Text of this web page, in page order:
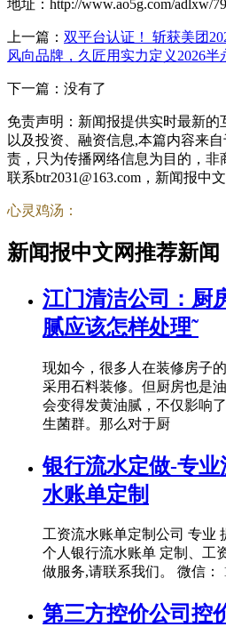
地址：http://www.ao5g.com/adlxw/
上一篇： 双平台认证！ 斩获美团
风向品牌，久匠用实力定义2026半
下一篇：没有了
免责声明：新闻报提供实时最新
以及投资、融资信息,本篇内容来
责，只为传播网络信息为目的，
联系btr2031@163.com，新闻报中
心灵鸡汤：
新闻报中文网推荐新闻
江门清洁公司：厨
腻应该怎样处理˜
现如今，很多人在装修房子
采用石料装修。但厨房也是
会变得发黄油腻，不仅影响
生菌群。那么对于厨
银行流水定做-专
水账单定制
工资流水账单定制公司 专业
个人银行流水账单 定制、工
做服务,请联系我们。 微信：
第三方控价公司控